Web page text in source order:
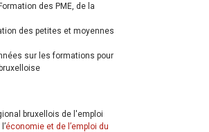
des PME, de la
des petites et moyennes
sur les formations pour
bruxellois de l'emploi
économie et de l’emploi du